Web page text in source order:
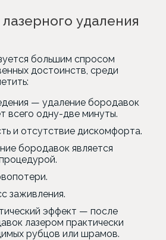
удаления
большим спросом
достоинств, среди
— удаление бородавок
всего одну-две минуты.
и отсутствие дискомфорта.
бородавок является
заживления.
эффект — после
лазером практически
рубцов или шрамов.